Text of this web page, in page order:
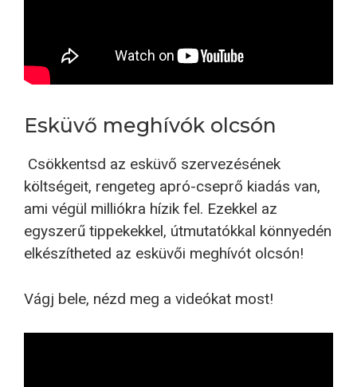
Esküvő meghívók olcsón
Csökkentsd az esküvő szervezésének
költségeit, rengeteg apró-cseprő kiadás van,
ami végül milliókra hízik fel. Ezekkel az
egyszerű tippekekkel, útmutatókkal könnyedén
elkészítheted az esküvői meghívót olcsón!
Vágj bele, nézd meg a videókat most!